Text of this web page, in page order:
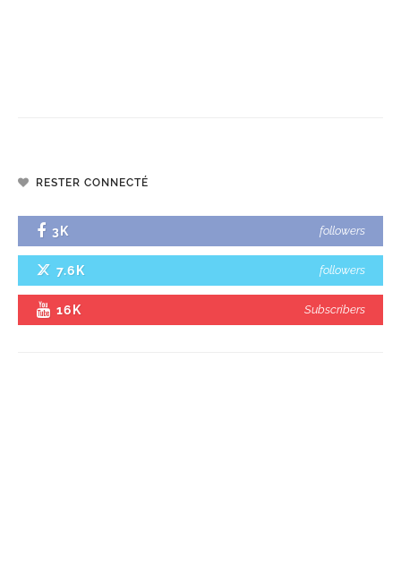
RESTER CONNECTÉ
3K followers
7.6K followers
16K Subscribers